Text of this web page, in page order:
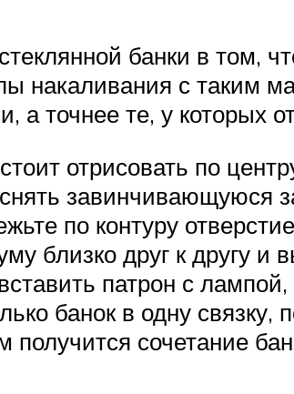
банки в том,
накаливания с таким
а точнее те, у которых
отрисовать по
завинчивающуюся
по контуру
близко друг к другу и
патрон с
банок в одну
получится сочетание